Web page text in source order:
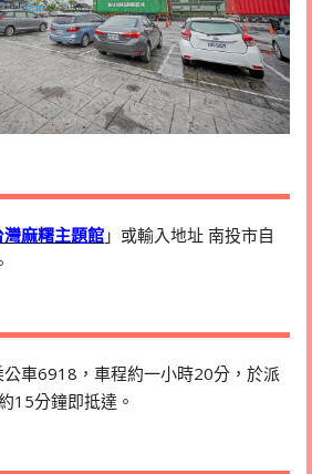
灣麻糬主題館 」或輸入地址 南投市自
公車6918 ，車程約一小時20分，於派
15分鐘即抵達。